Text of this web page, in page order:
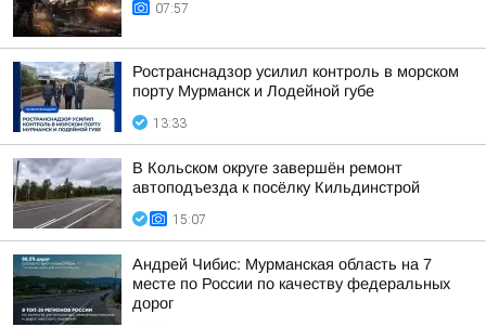
07:57
Ространснадзор усилил контроль в морском
порту Мурманск и Лодейной губе
13:33
В Кольском округе завершён ремонт
автоподъезда к посёлку Кильдинстрой
15:07
Андрей Чибис: Мурманская область на 7
месте по России по качеству федеральных
дорог